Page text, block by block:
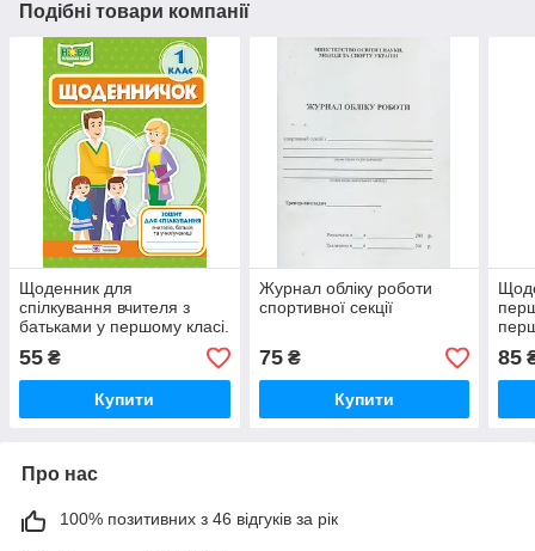
Подібні товари компанії
Щоденник для
спілкування вчителя з
батьками у першому класі.
55 ₴
Купити
Журнал обліку роботи
спортивної секції
75₴
Купити
85
Про нас
100% позитивних з 46 відгуків за рік